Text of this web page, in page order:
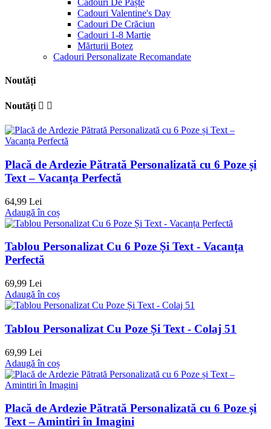
Cadouri Valentine's Day
Cadouri De Crăciun
Cadouri 1-8 Martie
Mărturii Botez
Cadouri Personalizate Recomandate
Noutăți
Noutăți  
Placă de Ardezie Pătrată Personalizată cu 6 Poze și
Text – Vacanța Perfectă
64,99 Lei
Adaugă în coș
Tablou Personalizat Cu 6 Poze Și Text - Vacanța
Perfectă
69,99 Lei
Adaugă în coș
Tablou Personalizat Cu Poze Și Text - Colaj 51
69,99 Lei
Adaugă în coș
Placă de Ardezie Pătrată Personalizată cu 6 Poze și
Text – Amintiri în Imagini